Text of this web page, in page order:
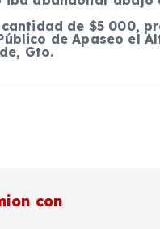
de $5 000,
de Apaseo el
Gto.
con